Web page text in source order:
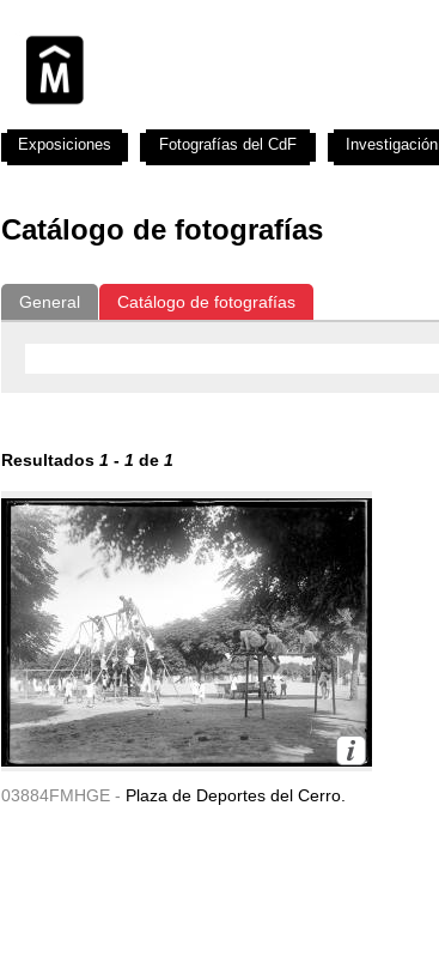
Catálogo de fotografías
General Catálogo de fotografías
Resultados 1 - 1 de 1
03884FMHGE - Plaza de Deportes del Cerro.
Exposiciones Fotografías del CdF Investigación